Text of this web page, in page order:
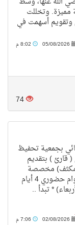
مميزة. وتخللت
وتقويم أسهمت في
05/08/2026
74
بجمعية تحفيظ
( قارئ ) بتقديم
مكثف) مخصصة
للنساء. تنبيهات : * الدوام حضوري 4 أيام
* تبدأ ..
02/08/2026